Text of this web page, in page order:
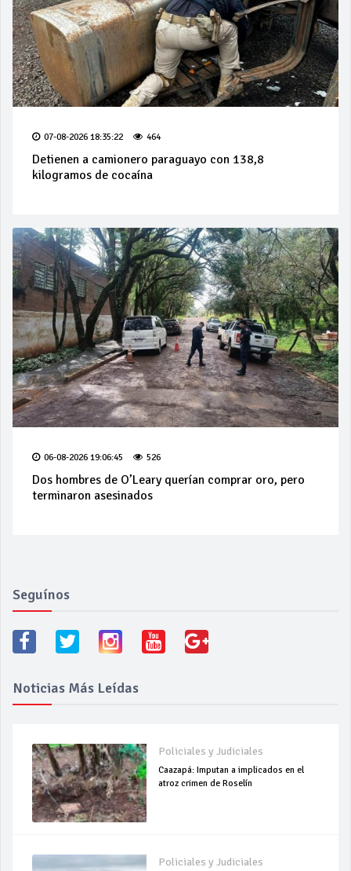
07-08-2026 18:35:22 464
Detienen a camionero paraguayo con 138,8
kilogramos de cocaína
06-08-2026 19:06:45 526
Dos hombres de O’Leary querían comprar oro, pero
terminaron asesinados
Seguínos
Noticias Más Leídas
Policiales y Judiciales
Caazapá: Imputan a implicados en el
atroz crimen de Roselín
Policiales y Judiciales